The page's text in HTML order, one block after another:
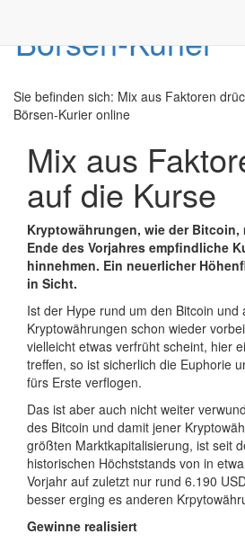
Sie befinden sich: Mix aus Faktoren
Börsen-Kurier online
Mix aus
auf die Kurse
Kryptowährungen, wie der Bitcoin,
Ende des Vorjahres empfindliche
hinnehmen. Ein neuerlicher
in Sicht.
Ist der Hype rund um den Bitcoin und
Kryptowährungen schon wieder
vielleicht etwas verfrüht scheint, hier
treffen, so ist sicherlich die Euphorie
fürs Erste verflogen.
Das ist aber auch nicht weiter
des Bitcoin und damit jener
größten Marktkapitalisierung, ist seit
historischen Höchststands von in
Vorjahr auf zuletzt nur rund 6.190
besser erging es anderen
Gewinne realisiert